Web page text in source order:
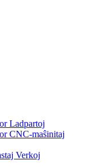
Ladpartoj
CNC-maŝinitaj
Verkoj